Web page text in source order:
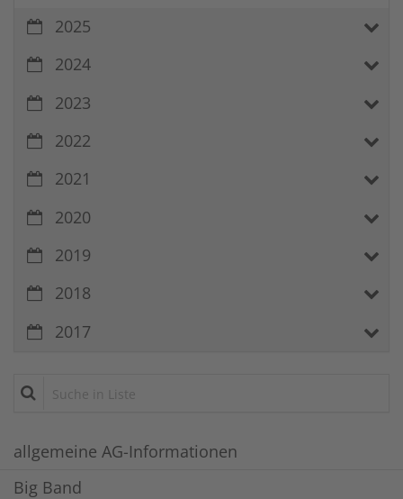
2025
2024
2023
2022
2021
2020
2019
2018
2017
Suche in Liste
allgemeine AG-Informationen
Big Band